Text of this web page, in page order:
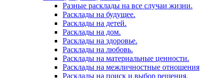
Разные расклады на все случаи жизни.
Расклады на будущее.
Расклады на детей.
Расклады на дом.
Расклады на здоровье.
Расклады на любовь.
Расклады на материальные ценности.
Расклады на межличностные отношения
Расклады на поиск и выбор решения.